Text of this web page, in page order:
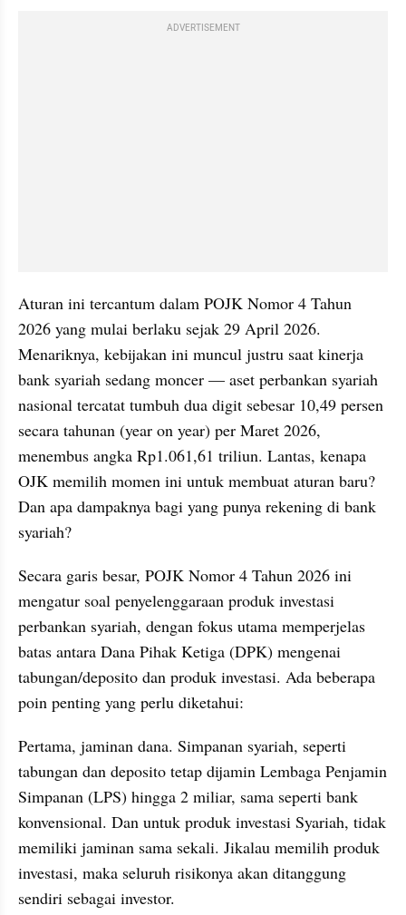
ADVERTISEMENT
Aturan ini tercantum dalam POJK Nomor 4 Tahun
2026 yang mulai berlaku sejak 29 April 2026.
Menariknya, kebijakan ini muncul justru saat kinerja
bank syariah sedang moncer — aset perbankan syariah
nasional tercatat tumbuh dua digit sebesar 10,49 persen
secara tahunan (year on year) per Maret 2026,
menembus angka Rp1.061,61 triliun. Lantas, kenapa
OJK memilih momen ini untuk membuat aturan baru?
Dan apa dampaknya bagi yang punya rekening di bank
syariah?
Secara garis besar, POJK Nomor 4 Tahun 2026 ini
mengatur soal penyelenggaraan produk investasi
perbankan syariah, dengan fokus utama memperjelas
batas antara Dana Pihak Ketiga (DPK) mengenai
tabungan/deposito dan produk investasi. Ada beberapa
poin penting yang perlu diketahui:
Pertama, jaminan dana. Simpanan syariah, seperti
tabungan dan deposito tetap dijamin Lembaga Penjamin
Simpanan (LPS) hingga 2 miliar, sama seperti bank
konvensional. Dan untuk produk investasi Syariah, tidak
memiliki jaminan sama sekali. Jikalau memilih produk
investasi, maka seluruh risikonya akan ditanggung
sendiri sebagai investor.